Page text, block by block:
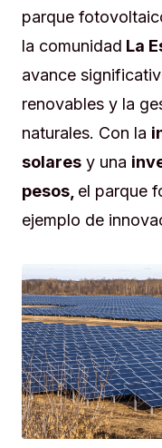
parque
la comunidad La
avance
renovables y la
naturales. Con la
solares y una
pesos, el parque
ejemplo de